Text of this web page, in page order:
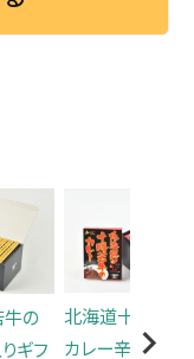
牛の
ギフ
北海道十勝若牛
カレー辛口5個